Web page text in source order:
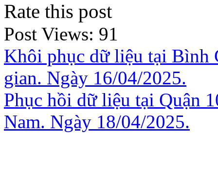
Rate this post
Post Views: 91
Khôi phục dữ liệu tại Bình
gian. Ngày 16/04/2025.
Phục hồi dữ liệu tại Quận
Nam. Ngày 18/04/2025.